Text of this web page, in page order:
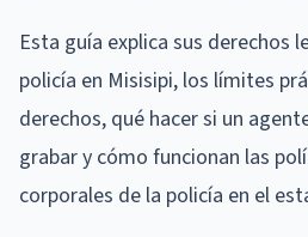
Esta guía explica sus derechos
policía en Misisipi, los límites
derechos, qué hacer si un
grabar y cómo funcionan las
corporales de la policía en el